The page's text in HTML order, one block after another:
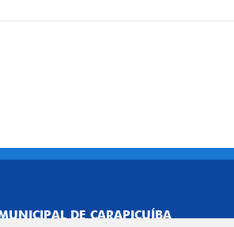
DE CARAPICUÍBA